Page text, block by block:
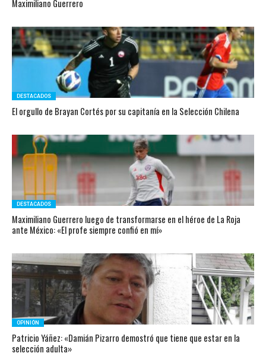
Maximiliano Guerrero
DESTACADOS
El orgullo de Brayan Cortés por su capitanía en la Selección Chilena
DESTACADOS
Maximiliano Guerrero luego de transformarse en el héroe de La Roja
ante México: «El profe siempre confió en mí»
OPINIÓN
Patricio Yáñez: «Damián Pizarro demostró que tiene que estar en la
selección adulta»